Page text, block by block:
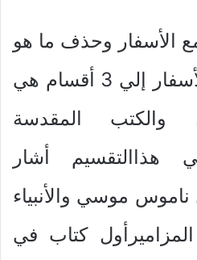
وحذف ما هو
غير قانوني وقسمالأسفار إلي 3 أقسام هي
والكتب المقدسة
هذاالتقسيم أشار
موسي والأنبياء
كتاب في